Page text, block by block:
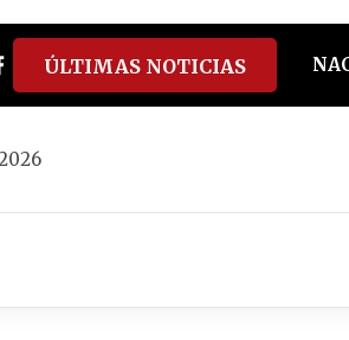
tiktokyoutube
spotify
ÚLTIMAS NOTICIAS